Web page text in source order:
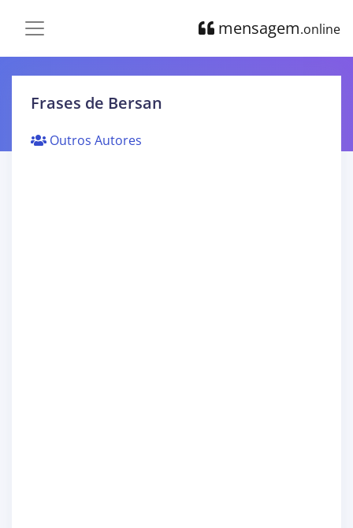
mensagem.online
Frases de Bersan
Outros Autores